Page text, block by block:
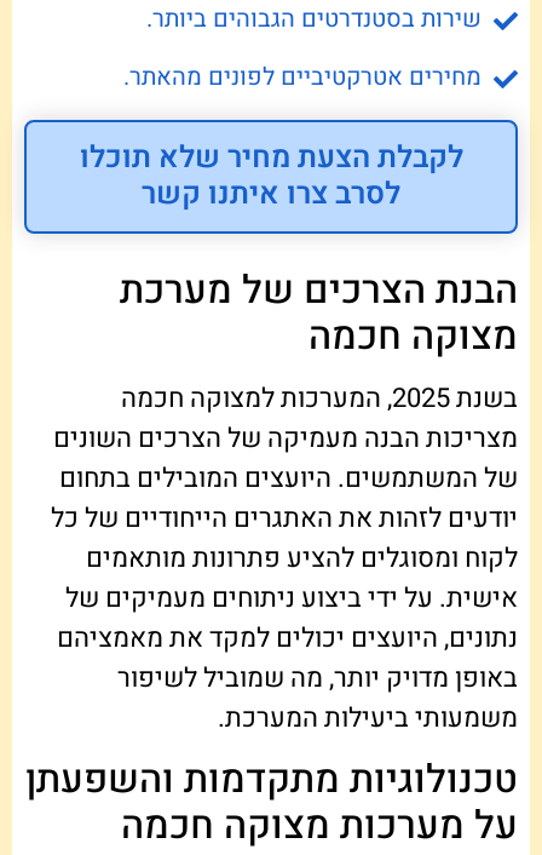
שירות בסטנדרטים הגבוהים ביותר.
מחירים אטרקטיביים לפונים מהאתר.
לקבלת הצעת מחיר שלא תוכלו
לסרב צרו איתנו קשר
הבנת הצרכים של מערכת
מצוקה חכמה
בשנת 2025, המערכות למצוקה חכמה
מצריכות הבנה מעמיקה של הצרכים השונים
של המשתמשים. היועצים המובילים בתחום
יודעים לזהות את האתגרים הייחודיים של כל
לקוח ומסוגלים להציע פתרונות מותאמים
אישית. על ידי ביצוע ניתוחים מעמיקים של
נתונים, היועצים יכולים למקד את מאמציהם
באופן מדויק יותר, מה שמוביל לשיפור
משמעותי ביעילות המערכת.
טכנולוגיות מתקדמות והשפעתן
על מערכות מצוקה חכמה